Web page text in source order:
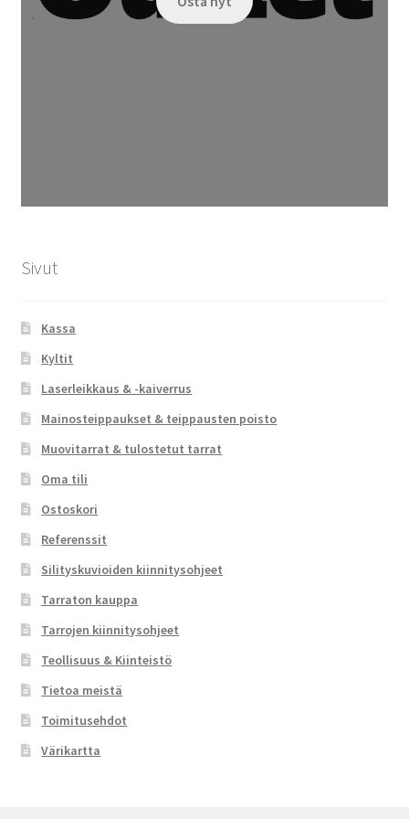
Sivut
Kassa
Kyltit
Laserleikkaus & -kaiverrus
Mainosteippaukset & teippausten poisto
Muovitarrat & tulostetut tarrat
Oma tili
Ostoskori
Referenssit
Silityskuvioiden kiinnitysohjeet
Tarraton kauppa
Tarrojen kiinnitysohjeet
Teollisuus & Kiinteistö
Tietoa meistä
Toimitusehdot
Värikartta